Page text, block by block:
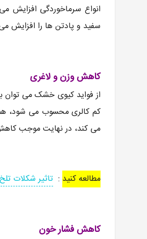
سفید و پادتن ها را افزایش
کاهش وزن و لاغری
از فواید کیوی خشک می توان
کم کالری محسوب می شود،
می کند، در نهایت موجب
مطالعه کنید : تاثیر شکلات
کاهش فشار خون